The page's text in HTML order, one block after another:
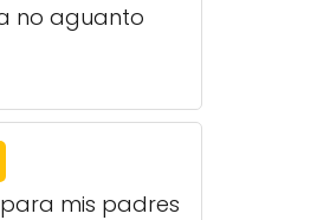
no aguanto
mis padres